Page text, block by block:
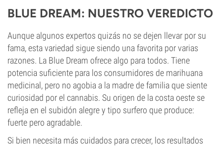
BLUE DREAM: NUESTRO VEREDICTO
Aunque algunos expertos quizás no se dejen llevar por su
fama, esta variedad sigue siendo una favorita por varias
razones. La Blue Dream ofrece algo para todos. Tiene
potencia suficiente para los consumidores de marihuana
medicinal, pero no agobia a la madre de familia que siente
curiosidad por el cannabis. Su origen de la costa oeste se
refleja en el subidón alegre y tipo surfero que produce:
fuerte pero agradable.
Si bien necesita más cuidados para crecer, los resultados